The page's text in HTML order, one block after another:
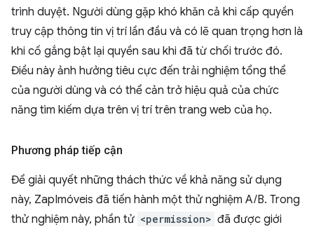
trình duyệt. Người dùng gặp khó khăn cả khi cấp quyền
truy cập thông tin vị trí lần đầu và có lẽ quan trọng hơn là
khi cố gắng bật lại quyền sau khi đã từ chối trước đó.
Điều này ảnh hưởng tiêu cực đến trải nghiệm tổng thể
của người dùng và có thể cản trở hiệu quả của chức
năng tìm kiếm dựa trên vị trí trên trang web của họ.
Phương pháp tiếp cận
Để giải quyết những thách thức về khả năng sử dụng
này, ZapImóveis đã tiến hành một thử nghiệm A/B. Trong
thử nghiệm này, phần tử <permission> đã được giới